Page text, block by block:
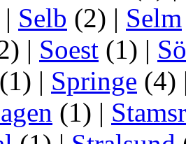
| Selb (2) | Selm
| Soest (1) |
(1) | Springe (4)
(1) |